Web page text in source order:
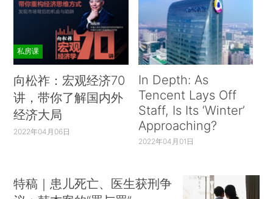
私房课
向松祚：宏观经济70
讲，带你了解国内外
经济大局
2022年04月06日
In Depth: As
Tencent Lays Off
Staff, Is Its ‘Winter’
Approaching?
2022年04月01日
特稿｜患儿死亡、医生获刑争